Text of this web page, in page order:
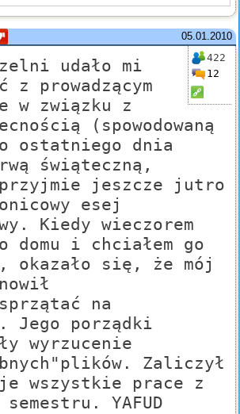
05.01.2010
422
12
udało mi
z prowadzącym
w związku z
(spowodowaną
ostatniego dnia
świąteczną,
przyjmie jeszcze jutro
esej
Kiedy wieczorem
domu i chciałem go
okazało się, że mój
na
Jego porządki
wyrzucenie
Zaliczył
wszystkie prace z
YAFUD